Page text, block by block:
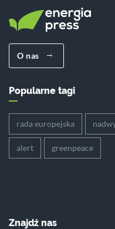
O nas
Popularne tagi
rada europejska
alert greenpeace
Znajdź nas